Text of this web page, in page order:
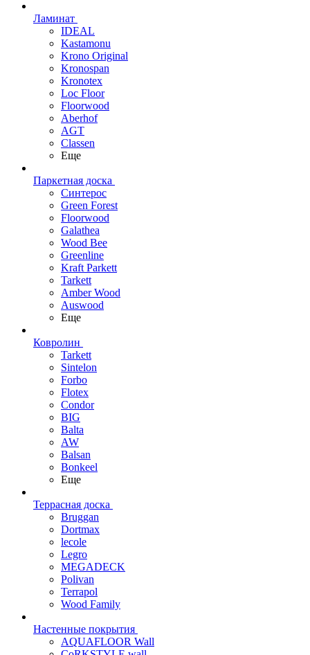
Ламинат
IDEAL
Kastamonu
Krono Original
Kronospan
Kronotex
Loc Floor
Floorwood
Aberhof
AGT
Classen
Еще
Паркетная доска
Синтерос
Green Forest
Floorwood
Galathea
Wood Bee
Greenline
Kraft Parkett
Tarkett
Amber Wood
Auswood
Еще
Ковролин
Tarkett
Sintelon
Forbo
Flotex
Condor
BIG
Balta
AW
Balsan
Bonkeel
Еще
Террасная доска
Bruggan
Dortmax
lecole
Legro
MEGADECK
Polivan
Terrapol
Wood Family
Настенные покрытия
AQUAFLOOR Wall